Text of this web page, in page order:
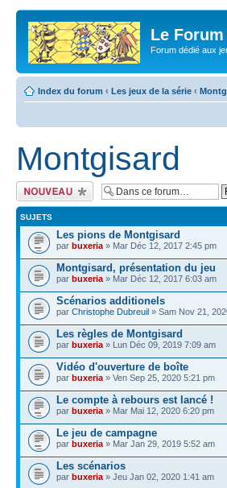
Le
Forum dédié aux
Index du forum ‹ Les jeux de la série ‹
Montgisard
Écrire un nouveau
sujet
SUJETS
Les pions de Montgisard
par buxeria » Mar Déc 12, 2017 2:45 pm
Montgisard, présentation du jeu
par buxeria » Mar Déc 12, 2017 6:03 am
Scénarios additionels
par Christophe Dubreuil » Sam Nov 21,
Les règles de Montgisard
par buxeria » Lun Déc 09, 2019 7:09 am
Vidéo d'ouverture de boîte
par buxeria » Ven Sep 25, 2020 5:21 pm
Le compte à rebours est lancé !
par buxeria » Mar Mai 12, 2020 6:20 pm
Le jeu de campagne
par buxeria » Mar Jan 29, 2019 5:52 am
Les scénarios
par buxeria » Jeu Jan 02, 2020 1:41 am